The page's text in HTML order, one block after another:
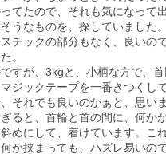
てたので、それも気になって
うなものを、探していました。
チックの部分もなく、良いので
。
すが、3kgと、小柄な方で、
ジックテープを一番きつくし
それでも良いのかぁと、思い
ると、首輪と首の間に、何か
めにして、着けています。これ
か挟まっても、ハズレ易いの